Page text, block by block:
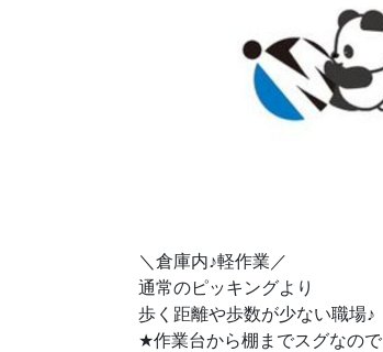
＼倉庫内♪軽作業／
通常のピッキングより
歩く距離や歩数が少ない職場♪
★作業台から棚までスグなので